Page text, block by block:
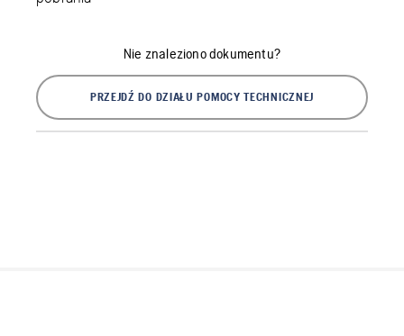
Nie znaleziono dokumentu?
PRZEJDŹ DO DZIAŁU POMOCY TECHNICZNEJ